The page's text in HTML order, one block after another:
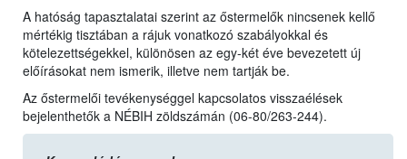
A hatóság tapasztalatai szerint az őstermelők nincsenek kellő
mértékig tisztában a rájuk vonatkozó szabályokkal és
kötelezettségekkel, különösen az egy-két éve bevezetett új
előírásokat nem ismerik, illetve nem tartják be.
Az őstermelői tevékenységgel kapcsolatos visszaélések
bejelenthetők a NÉBIH zöldszámán (06-80/263-244).